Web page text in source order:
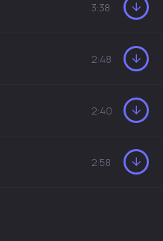
3:38
2:48
2:40
2:58